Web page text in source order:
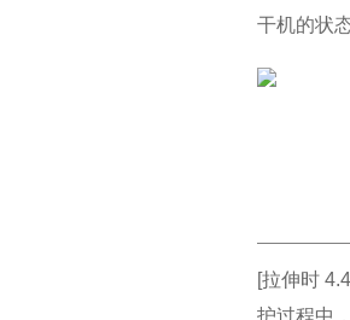
干机的状
[拉伸时
护过程中